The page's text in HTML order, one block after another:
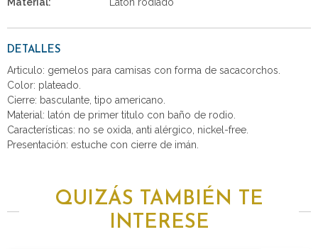
Material: Latón rodiado
DETALLES
Articulo: gemelos para camisas con forma de sacacorchos.
Color: plateado.
Cierre: basculante, tipo americano.
Material: latón de primer titulo con baño de rodio.
Características: no se oxida, anti alérgico, nickel-free.
Presentación: estuche con cierre de imán.
QUIZÁS TAMBIÉN TE
INTERESE